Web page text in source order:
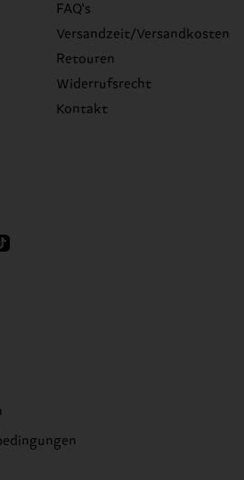
FAQ's
Versandzeit/Versandkosten
Retouren
Widerrufsrecht
Kontakt